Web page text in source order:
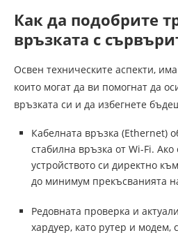
Как да подобрите
връзката с
Освен техническите аспекти,
които могат да ви помогнат да
връзката си и да избегнете
Кабелната връзка (Ethernet)
стабилна връзка от Wi-Fi.
устройството си директно
до минимум прекъсванията
Редовната проверка и
хардуер, като рутер и